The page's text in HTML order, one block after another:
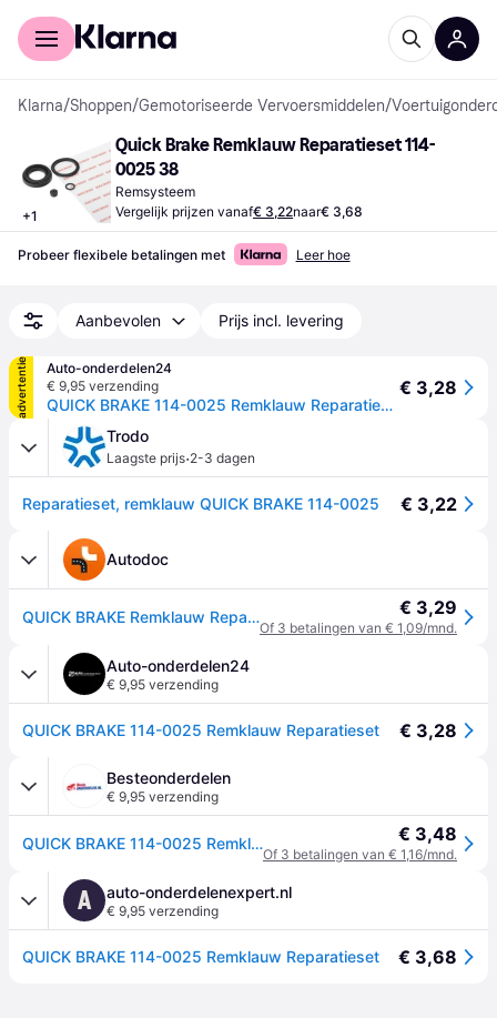
Voor shoppers
Klarna/Shoppen/Gemotoriseerde Vervoersmiddelen/
+1
Quick Brake Remklauw Reparatieset 114-
0025 38
Remsysteem
Vergelijk prijzen vanaf€ 3,22naar€ 3,68
Probeer flexibele betalingen met Leer hoe
Aanbevolen Prijs incl. levering
advertentie
Auto-onderdelen24
€ 9,95 verzending
QUICK BRAKE 114-0025 Remklauw Reparatieset
€ 3,28
Trodo
Laagste prijs·2-3 dagen
Reparatieset, remklauw QUICK BRAKE 114-0025 € 3,22
Autodoc
QUICK BRAKE Remklauw Reparatieset VW,MERCEDES-BENZ,OPEL 114-0025 Reparatieset, remklauw € 3,29
Of 3 betalingen van € 1,09/mnd.
Auto-onderdelen24
€ 9,95 verzending
QUICK BRAKE 114-0025 Remklauw Reparatieset € 3,28
Besteonderdelen
€ 9,95 verzending
QUICK BRAKE 114-0025 Remklauw Reparatieset € 3,48
Of 3 betalingen van € 1,16/mnd.
A auto-onderdelenexpert.nl
€ 9,95 verzending
QUICK BRAKE 114-0025 Remklauw Reparatieset € 3,68